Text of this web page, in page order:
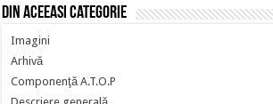
Din aceeasi categorie
Imagini
Arhivă
Componenţă A.T.O.P
Descriere generală